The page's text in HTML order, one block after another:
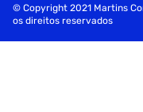
© Copyright 2021 Martins
os direitos reservados